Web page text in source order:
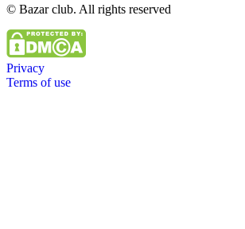
© Bazar club. All rights reserved
Privacy
Terms of use